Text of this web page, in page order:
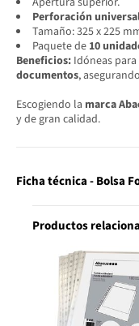
Perforación
Tamaño: 325 x 225
Paquete de 10
Beneficios: Idóneas para
documentos,
Escogiendo la marca
y de gran calidad.
Ficha técnica - Bolsa
Productos